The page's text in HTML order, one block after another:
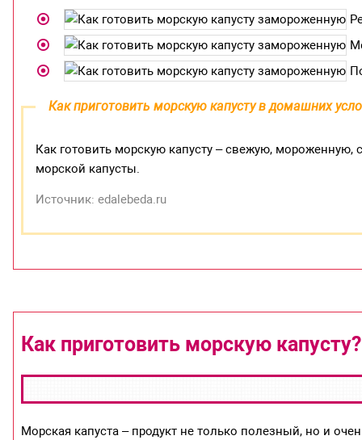
Как приготовить морскую капусту в домашних
Как готовить морскую капусту – свежую,
морской капусты.
Источник: edalebeda.ru
Как приготовить морскую капусту?
Морская капуста – продукт не только полезный, но и